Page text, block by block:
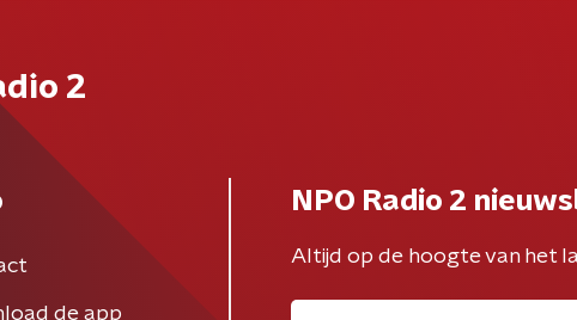
2
de app
NPO Radio 2
Altijd op de hoogte van het